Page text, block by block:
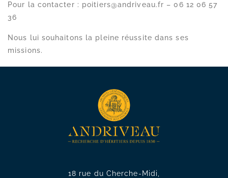
Pour la contacter : poitiers@andriveau.fr – 06 12 06 57
36
Nous lui souhaitons la pleine réussite dans ses
missions.
18 rue du Cherche-Midi,